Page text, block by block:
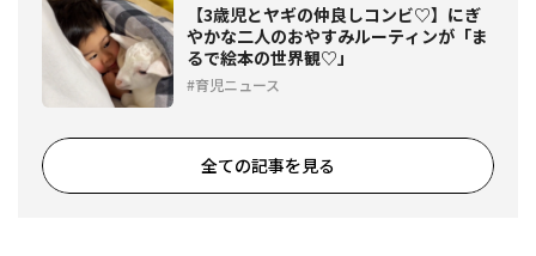
【3歳児とヤギの仲良しコンビ♡】にぎ
やかな二人のおやすみルーティンが「ま
るで絵本の世界観♡」
育児ニュース
全ての記事を見る